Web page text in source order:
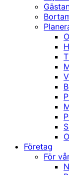
Företag
För